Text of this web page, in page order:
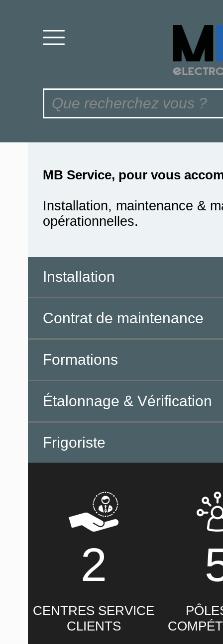
MB Service, pour vous
Installation, maintenance &
opérationnelles.
Installation
Contrat de maintenance
Formations
Étalonnage & Vérification
Frigoriste
2
CENTRES SERVICE
CLIENTS